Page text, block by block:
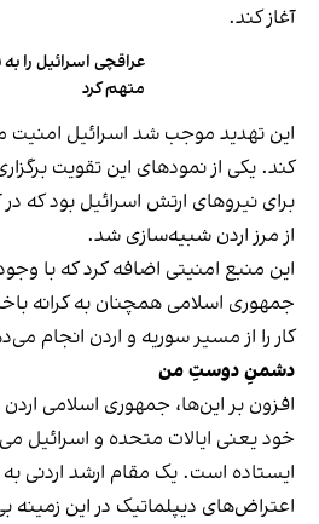
آغاز کند.
عراقچی اسرائیل را
متهم کرد
این تهدید موجب شد اسرائیل امنیت
کند. یکی از نمودهای این تقویت
برای نیروهای ارتش اسرائیل بود که
از مرز اردن شبیه‌سازی شد.
این منبع امنیتی اضافه کرد که با
جمهوری اسلامی همچنان به کرانه
کار را از مسیر سوریه و اردن انجام
دشمنِ دوستِ من
افزون بر این‌‌ها، جمهوری اسلامی
خود یعنی ایالات متحده و اسرائیل
ایستاده است. یک مقام ارشد اردنی به
اعتراض‌های دیپلماتیک در این زمینه